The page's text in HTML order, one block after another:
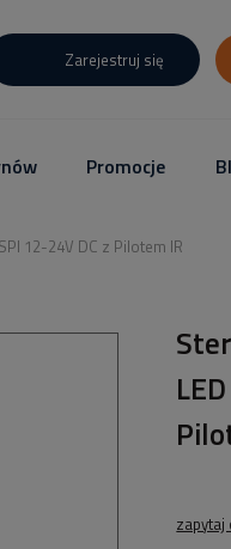
Zarejestruj się
Promocje
12-24V DC z Pilotem IR
zapytaj